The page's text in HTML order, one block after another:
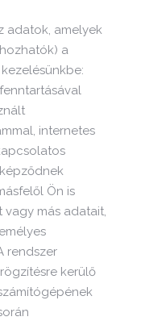
adatok, amelyek
a
internetes
Ön is
más adatait,
rendszer
kerülő